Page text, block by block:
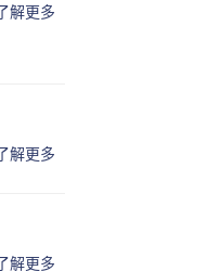
了解更多
了解更多
了解更多